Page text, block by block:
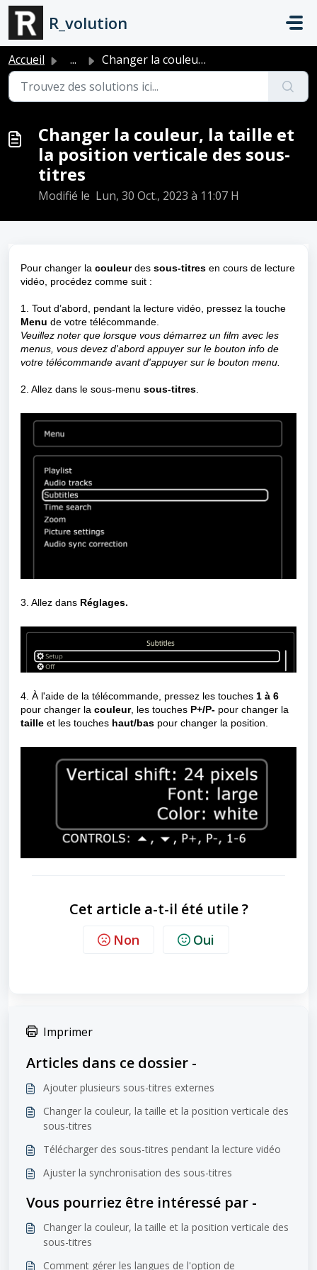
Passer au contenu principal
R_volution
Accueil ... Changer la couleur, la taille et la position verticale de...
Changer la couleur, la taille et
la position verticale des sous-
titres
Modifié le Lun, 30 Oct., 2023 à 11:07 H
Pour changer la couleurdes sous-titres en cours de lecture
vidéo, procédez comme suit :
1. Tout d’abord, pendant la lecture vidéo, pressez la touche
Menu de votre télécommande.
Veuillez noter que lorsque vous démarrez un film avec les
menus, vous devez d'abord appuyer sur le bouton info de
votre télécommande avant d'appuyer sur le bouton menu.
2. Allez dans le sous-menu sous-titres
3. Allez dans Réglages.
4. À l'aide de la télécommande, pressez les touches 1 à 6
pour changer la couleur, les touches P+/P- pour changer la
taille et les touches haut/bas pour changer la position.
Cet article a-t-il été utile ?
Non Oui
Imprimer
Articles dans ce dossier -
Ajouter plusieurs sous-titres externes
Changer la couleur, la taille et la position verticale des
sous-titres
Télécharger des sous-titres pendant la lecture vidéo
Ajuster la synchronisation des sous-titres
Vous pourriez être intéressé par -
Changer la couleur, la taille et la position verticale des
sous-titres
Comment gérer les langues de l'option de